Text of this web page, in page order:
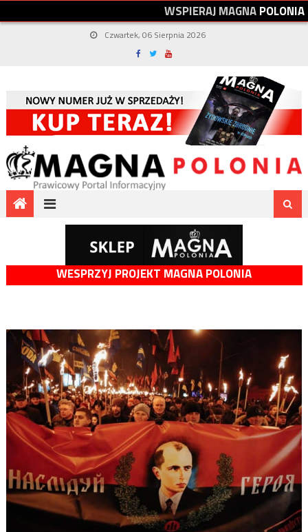
WSPIERAJMAGNAPOLONIA
Czwartek, 06 Sierpnia 2026
WESPRZYJ PROJEKT MAGNA POLONIA